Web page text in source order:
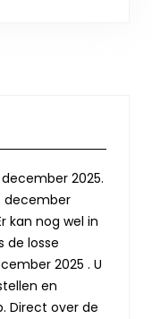
2025.
december
kan nog wel in
de losse
2025 . U
en
Direct over de